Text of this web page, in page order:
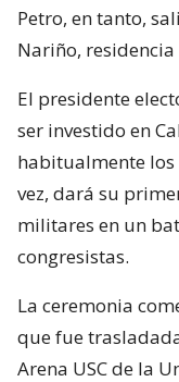
Petro, en tanto,
Nariño,
El presidente
ser investido en
habitualmente
vez, dará su
militares en un
congresistas.
La ceremonia
que fue
Arena USC de la